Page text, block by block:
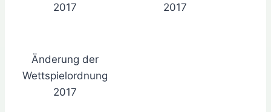
2017
2017
Änderung der
Wettspielordnung
2017